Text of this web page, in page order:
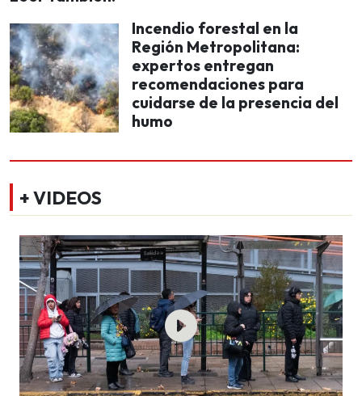
Incendio forestal en la
Región Metropolitana:
expertos entregan
recomendaciones para
cuidarse de la presencia del
humo
+ VIDEOS